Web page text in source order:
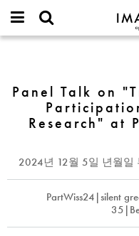
IMAGINARY
open
나
username
밀
새로운
on
and
in
Research"
Panel Talk on
Research" at
2024년 12월 5일 년월일
PartWiss24|silent